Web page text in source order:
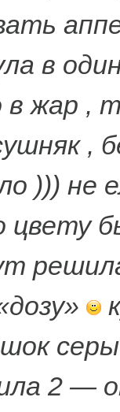
в
жар ,
,
))) не
цвету
2 —